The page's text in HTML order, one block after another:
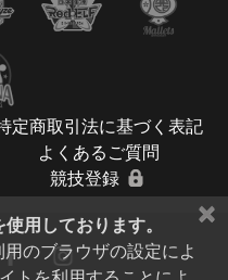
定商取引法に基づく表記
よくあるご質問
競技登録
×
用しております。
のブラウザの設定によ